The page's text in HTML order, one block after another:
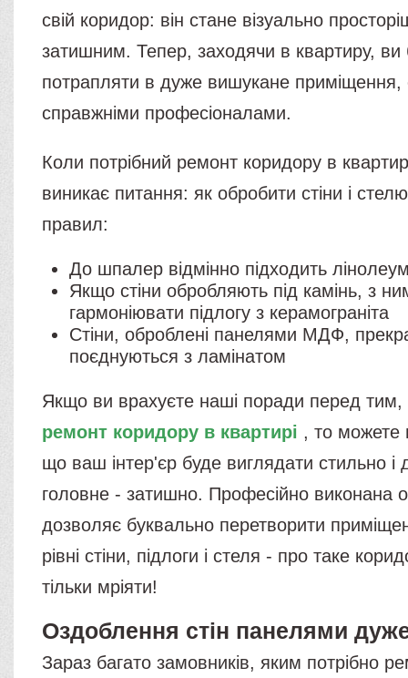
свій коридор: він стане візуально
затишним. Тепер, заходячи в квартиру, ви
потрапляти в дуже вишукане приміщення,
справжніми професіоналами.
Коли потрібний ремонт коридору в
виникає питання: як обробити стіни і
правил:
До шпалер відмінно підходить
Якщо стіни обробляють під камінь, з
гармоніювати підлогу з керамограніта
Стіни, оброблені панелями МДФ,
поєднуються з ламінатом
Якщо ви врахуєте наші поради перед тим,
ремонт коридору в квартирі , то можете
що ваш інтер'єр буде виглядати стильно і
головне - затишно. Професійно виконана
дозволяє буквально перетворити
рівні стіни, підлоги і стеля - про таке
тільки мріяти!
Оздоблення стін панелями
Зараз багато замовників, яким потрібно